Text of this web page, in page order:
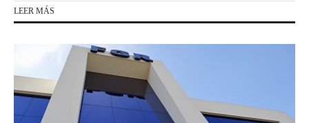
LEER MÁS